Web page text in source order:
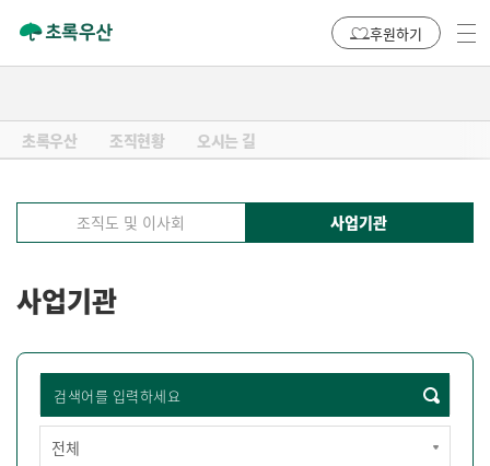
후원하기
초록우산 조직현황 오시는 길
조직도 및 이사회 사업기관
사업기관